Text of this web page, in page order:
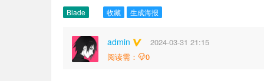
Blade 收藏 生成海报
admin
2024-03-31 21:15
阅读需：
0